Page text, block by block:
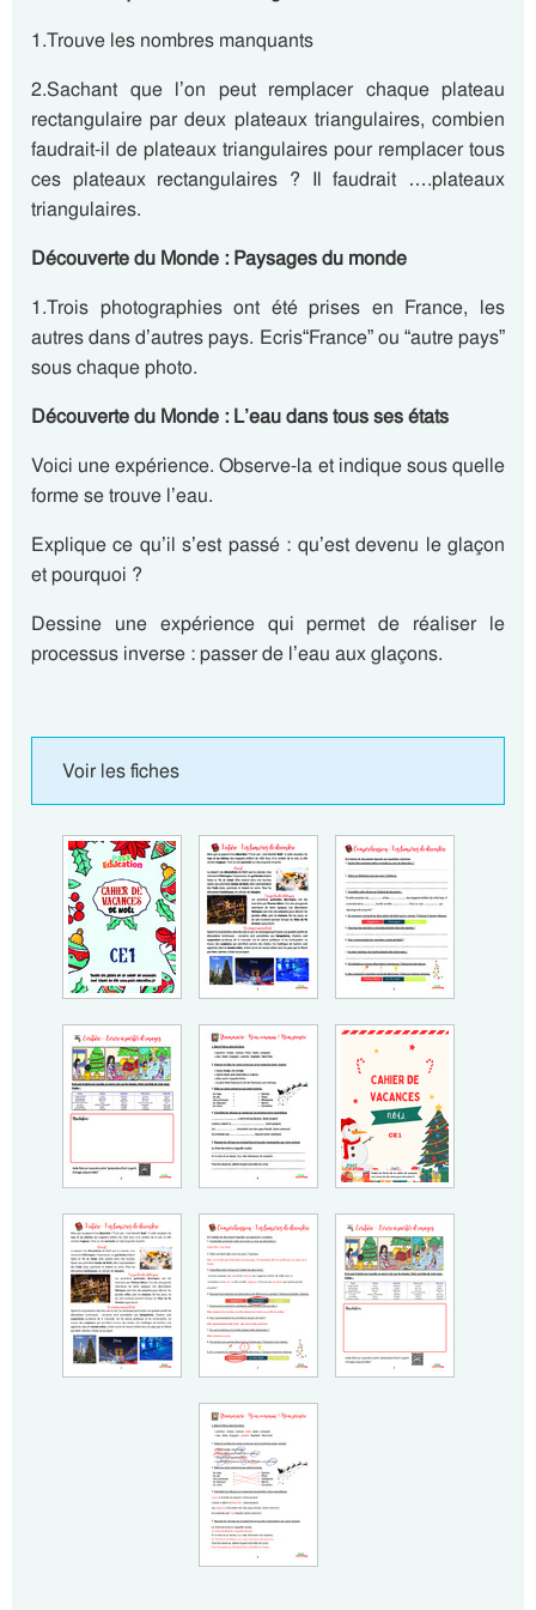
1.Trouve les nombres manquants
2.Sachant que l’on peut remplacer chaque plateau
rectangulaire par deux plateaux triangulaires, combien
faudrait-il de plateaux triangulaires pour remplacer tous
ces plateaux rectangulaires ? Il faudrait ….plateaux
triangulaires.
Découverte du Monde : Paysages du monde
1.Trois photographies ont été prises en France, les
autres dans d’autres pays. Ecris“France” ou “autre pays”
sous chaque photo.
Découverte du Monde : L’eau dans tous ses états
Voici une expérience. Observe-la et indique sous quelle
forme se trouve l’eau.
Explique ce qu’il s’est passé : qu’est devenu le glaçon
et pourquoi ?
Dessine une expérience qui permet de réaliser le
processus inverse : passer de l’eau aux glaçons.
Voir les fiches